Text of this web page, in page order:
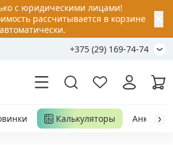
с юридическими лицами!
рассчитывается в корзине
автоматически.
+375 (29) 169-74-74
Калькуляторы Анкер-